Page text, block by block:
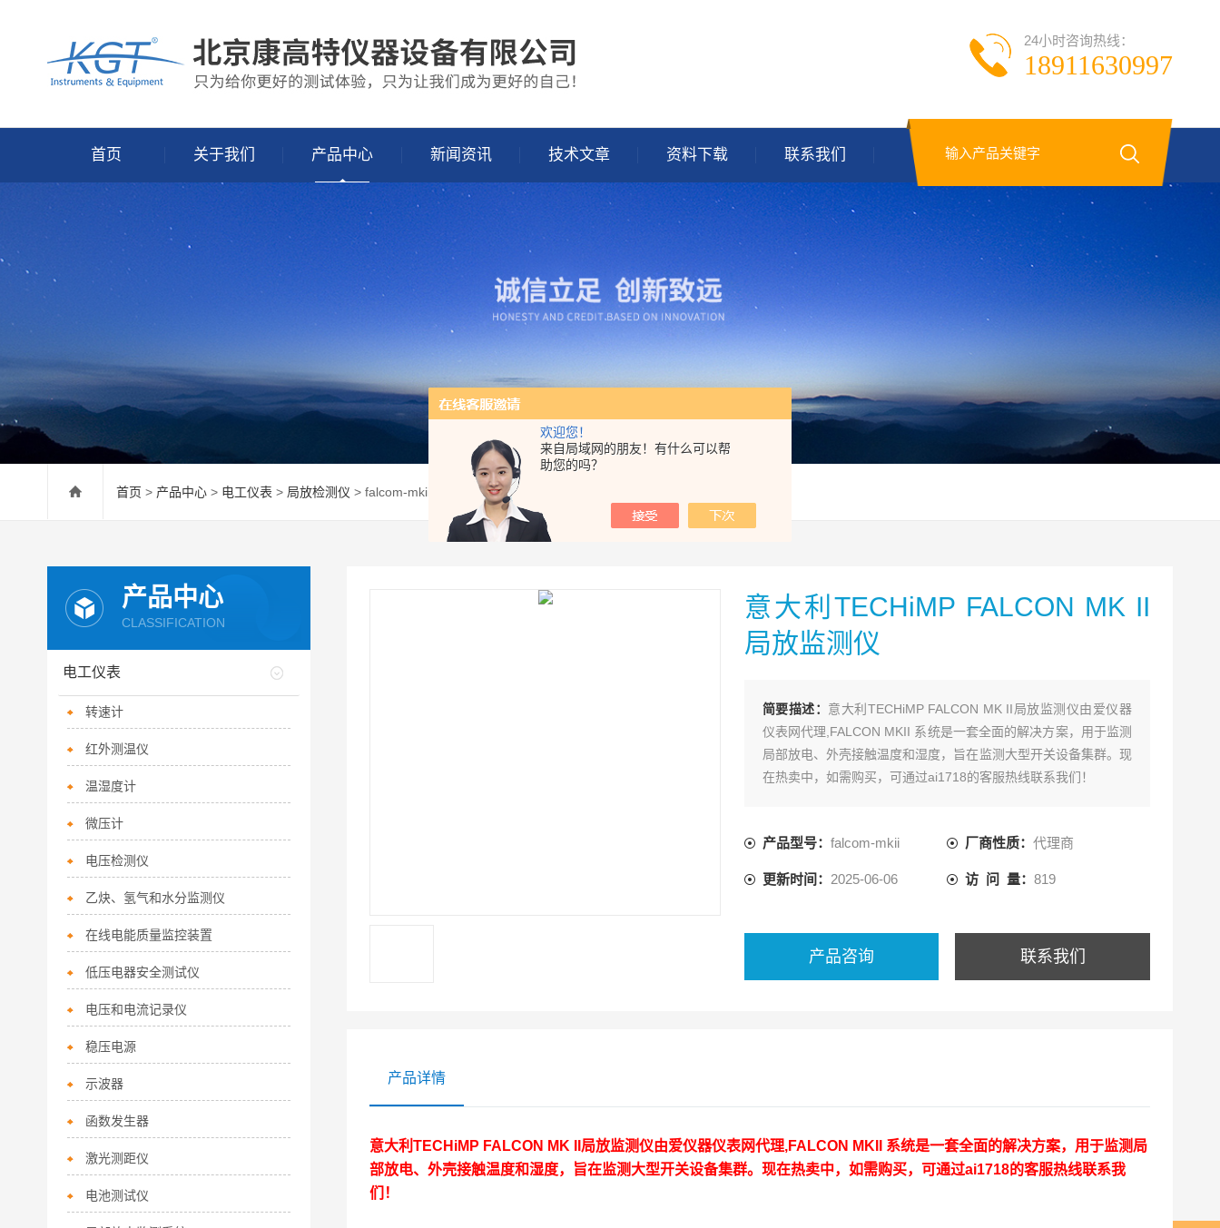
欢迎您！
来自局域网的朋友！有什么可以帮
助您的吗？
24小时咨询热线：
18911630997
首页 关于我们 产品中心 新闻资讯 技术文章 资料下载 联系我们
首页 > 产品中心 > 电工仪表 > 局放检测仪 > falcom-mkii意大利TECHiMP FALCON MK II局放监测仪
意大利TECHiMP FALCON MK II
局放监测仪
简要描述： 意大利TECHiMP FALCON MK II局放监测仪由爱仪器
仪表网代理,FALCON MKII 系统是一套全面的解决方案，用于监测
局部放电、外壳接触温度和湿度，旨在监测大型开关设备集群。现
在热卖中，如需购买，可通过ai1718的客服热线联系我们！
产品型号： falcom-mkii 厂商性质：代理商
更新时间： 2025-06-06 访 问 量：819
产品咨询 联系我们
产品详情
意大利TECHiMP FALCON MK II局放监测仪由爱仪器仪表网代理,FALCON MKII 系统是一套全面的解决方案，用于监测局
部放电、外壳接触温度和湿度，旨在监测大型开关设备集群。现在热卖中，如需购买，可通过ai1718的客服热线联系我
们！
产品中心
CLASSIFICATION
电工仪表
转速计
红外测温仪
温湿度计
微压计
电压检测仪
乙炔、氢气和水分监测仪
在线电能质量监控装置
低压电器安全测试仪
电压和电流记录仪
稳压电源
示波器
函数发生器
激光测距仪
电池测试仪